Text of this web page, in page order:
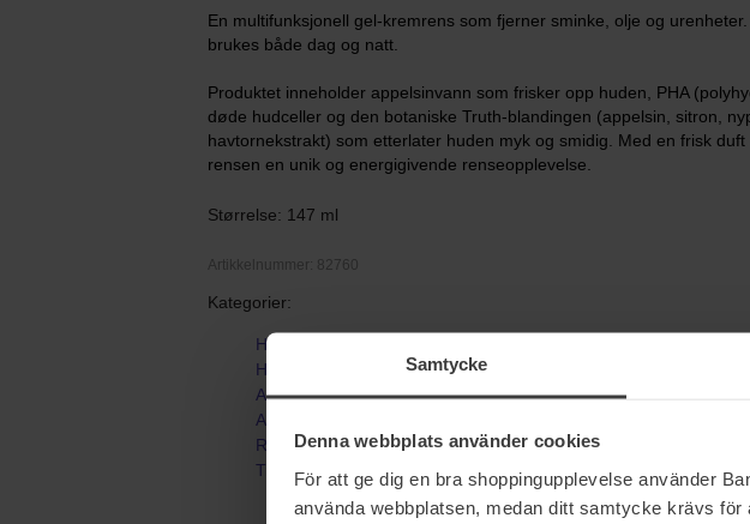
Samtycke
Denna webbplats använder cookies
För att ge dig en bra shoppingupplevelse använder
använda webbplatsen, medan ditt samtycke krävs
En multifunksjonell gel-kremrens som fjerner sminke, olje og
brukes både dag og natt.
Produktet inneholder appelsinvann som frisker opp huden, PHA
døde hudceller og den botaniske Truth-blandingen (appelsin, sitron,
havtornekstrakt) som etterlater huden myk og smidig. Med en frisk
rensen en unik og energigivende renseopplevelse.
Størrelse: 147 ml
Artikkelnummer: 82760
Kategorier:
Hjem
Hudpleie
Ansiktspleie
Ansiktsrens
Rensegel
Truth Juice Daily Cleanser